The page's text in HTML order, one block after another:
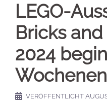
LEGO-
Bricks
2024
VERÖFFENTLICHT